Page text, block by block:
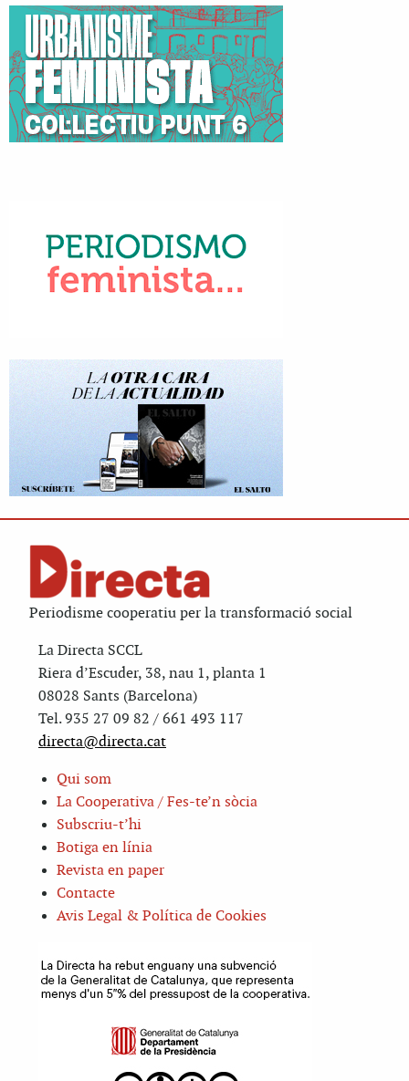
Periodisme cooperatiu per la transformació social
La Directa SCCL
Riera d’Escuder, 38, nau 1, planta 1
08028 Sants (Barcelona)
Tel. 935 27 09 82 / 661 493 117
directa@directa.cat
Qui som
La Cooperativa / Fes-te’n sòcia
Subscriu-t’hi
Botiga en línia
Revista en paper
Contacte
Avis Legal & Política de Cookies